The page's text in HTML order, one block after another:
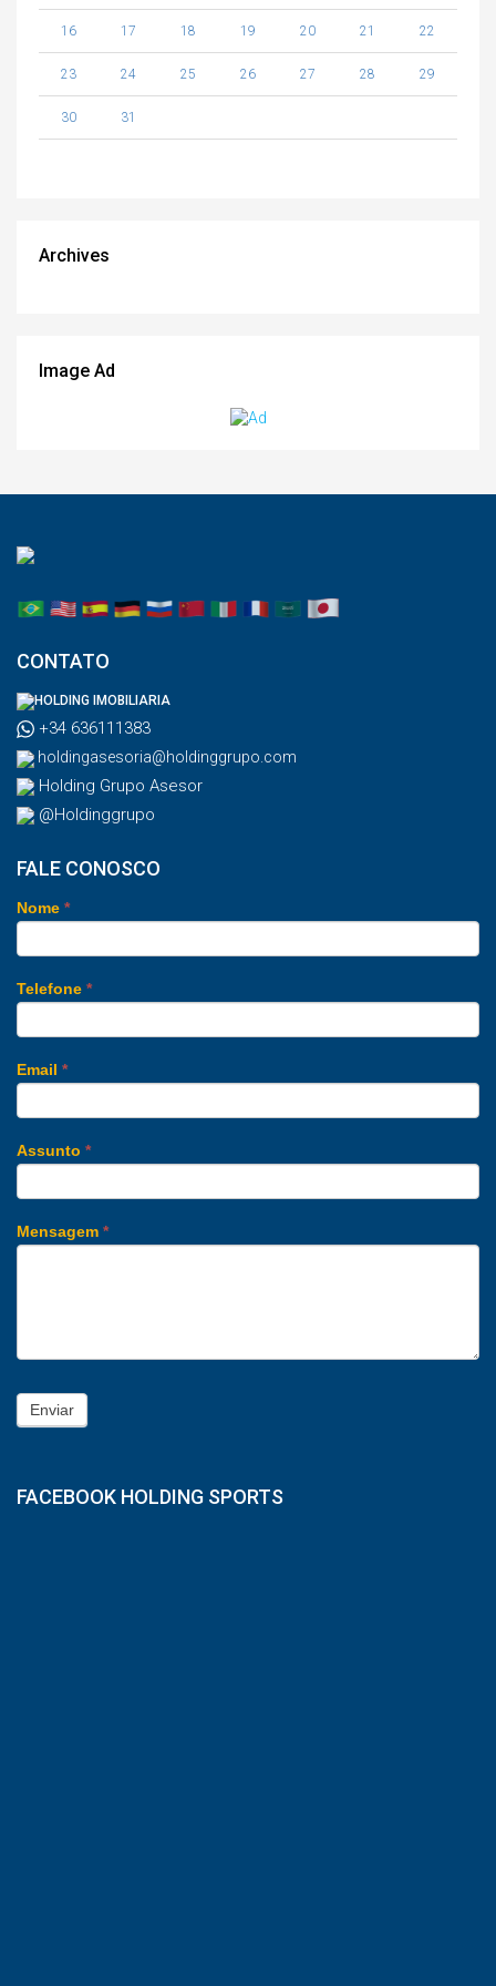
16 17 18 19 20 21 22
23 24 25 26 27 28 29
30 31
Archives
Image Ad
CONTATO
HOLDING IMOBILIARIA
+34 636111383
holdingasesoria@holdinggrupo.com
Holding Grupo Asesor
@Holdinggrupo
FALE CONOSCO
Nome *
Telefone *
Email *
Assunto *
Mensagem *
Enviar
FACEBOOK HOLDING SPORTS